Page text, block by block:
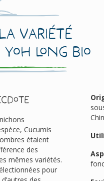
variété
Long Bio
Cucumis
étaient
des
mêmes variétés.
pour